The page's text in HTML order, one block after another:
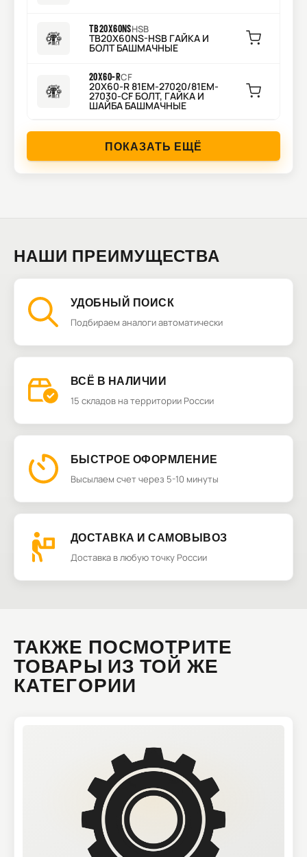
TB20X60NSHSB
TB20X60NS-HSB ГАЙКА И
БОЛТ БАШМАЧНЫЕ
20X60-RCF
20X60-R 81EM-27020/81EM-
27030-CF БОЛТ, ГАЙКА И
ШАЙБА БАШМАЧНЫЕ
ПОКАЗАТЬ ЕЩЁ
НАШИ ПРЕИМУЩЕСТВА
УДОБНЫЙ ПОИСК
Подбираем аналоги автоматически
ВСЁ В НАЛИЧИИ
15 складов на территории России
БЫСТРОЕ ОФОРМЛЕНИЕ
Высылаем счет через 5-10 минуты
ДОСТАВКА И САМОВЫВОЗ
Доставка в любую точку России
ТАКЖЕ ПОСМОТРИТЕ
ТОВАРЫ ИЗ ТОЙ ЖЕ
КАТЕГОРИИ